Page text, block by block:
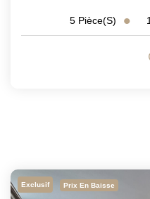
5 Pièce(s)
Exclusif Prix En Baisse